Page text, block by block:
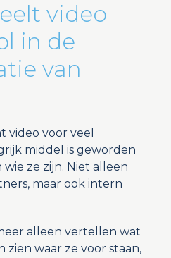
video
in de
van
video voor veel
middel is geworden
ze zijn. Niet alleen
maar ook intern
alleen vertellen wat
zien waar ze voor staan,